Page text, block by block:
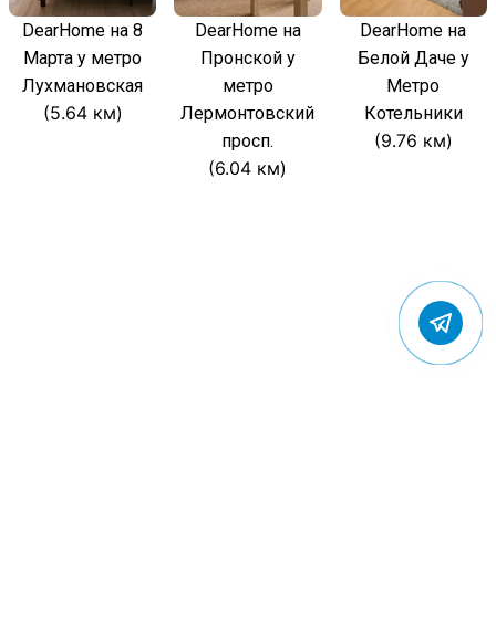
DearHome на 8
Марта у метро
Лухмановская
(5.64 км)
DearHome на
Пронской у
метро
Лермонтовский
просп.
(6.04 км)
DearHome на
Белой Даче у
Метро
Котельники
(9.76 км)